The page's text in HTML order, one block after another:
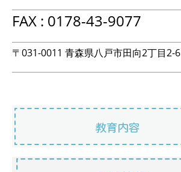
FAX : 0178-43-9077
〒031-0011 青森県八戸市田向2丁目2-6